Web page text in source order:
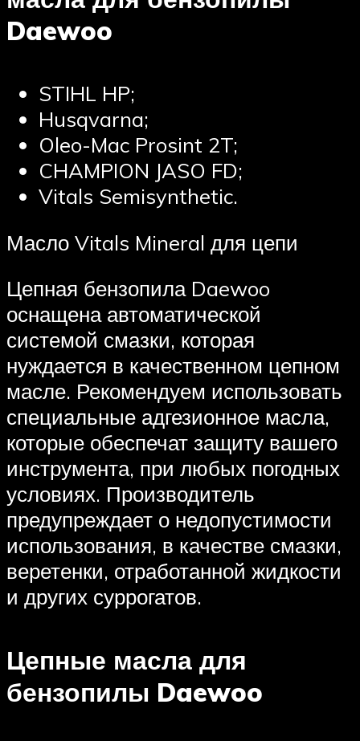
Daewoo
STIHL HP;
Husqvarna;
Oleo-Mac Prosint 2T;
CHAMPION JASO FD;
Vitals Semisynthetic.
Масло Vitals Mineral для цепи
Цепная бензопила Daewoo
оснащена автоматической
системой смазки, которая
нуждается в качественном цепном
масле. Рекомендуем использовать
специальные адгезионное масла,
которые обеспечат защиту вашего
инструмента, при любых погодных
условиях. Производитель
предупреждает о недопустимости
использования, в качестве смазки,
веретенки, отработанной жидкости
и других суррогатов.
Цепные масла для
бензопилы Daewoo